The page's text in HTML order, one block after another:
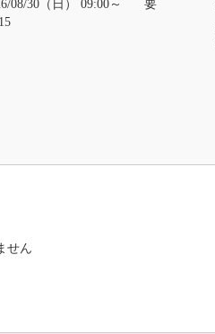
08/30（日） 09:00～
要
せん